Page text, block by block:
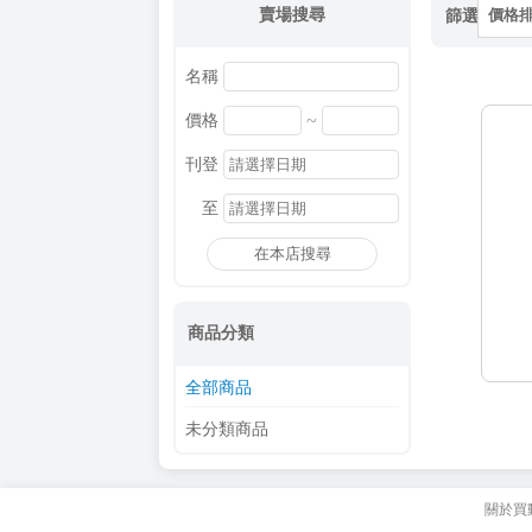
賣場搜尋
名稱
價格 ~
刊登
至
在本店搜尋
商品分類
全部商品
未分類商品
篩選 價格
關於買